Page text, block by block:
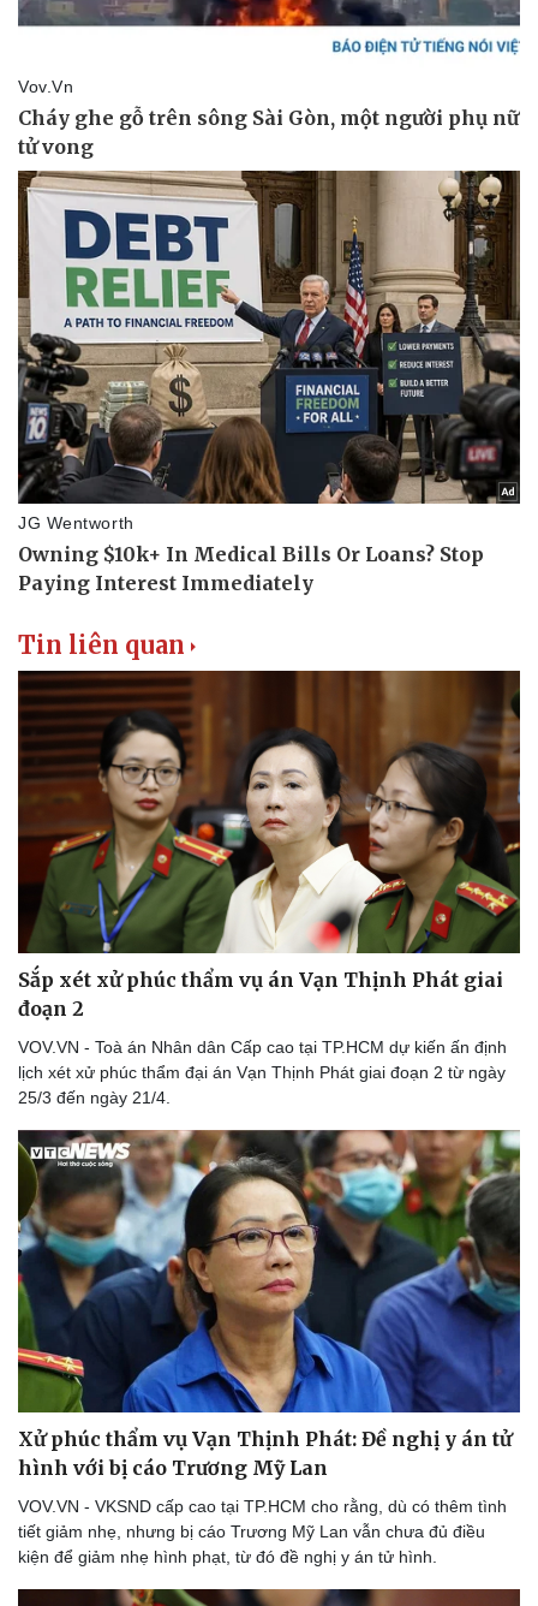
Thể thao
Thế giới thể thao
eSports
Hậu trường
Ô tô - Xe máy
Tin liên quan
Sắp xét xử phúc thẩm vụ án Vạn Thịnh Phát giai
đoạn 2
VOV.VN - Toà án Nhân dân Cấp cao tại TP.HCM dự kiến ấn định
lịch xét xử phúc thẩm đại án Vạn Thịnh Phát giai đoạn 2 từ ngày
25/3 đến ngày 21/4.
Xử phúc thẩm vụ Vạn Thịnh Phát: Đề nghị y án tử
hình với bị cáo Trương Mỹ Lan
VOV.VN - VKSND cấp cao tại TP.HCM cho rằng, dù có thêm tình
tiết giảm nhẹ, nhưng bị cáo Trương Mỹ Lan vẫn chưa đủ điều
kiện để giảm nhẹ hình phạt, từ đó đề nghị y án tử hình.